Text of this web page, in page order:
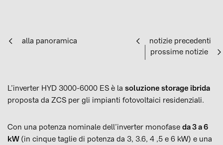
alla panoramica
notizie precedenti
prossime notizie
L’inverter HYD 3000-6000 ES è la soluzione storage ibrida
proposta da ZCS per gli impianti fotovoltaici residenziali.
Con una potenza nominale dell’inverter monofase da 3 a 6
kW (in cinque taglie di potenza da 3, 3.6, 4 ,5 e 6 kW) e una